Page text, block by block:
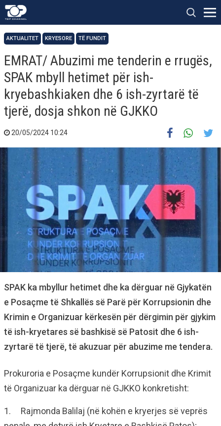
AKTUALITET KRYESORE TË FUNDIT
EMRAT/ Abuzimi me tenderin e rrugës,
SPAK mbyll hetimet për ish-
kryebashkiaken dhe 6 ish-zyrtarë të
tjerë, dosja shkon në GJKKO
20/05/2024 10:24
SPAK ka mbyllur hetimet dhe ka dërguar në Gjykatën
e Posaçme të Shkallës së Parë për Korrupsionin dhe
Krimin e Organizuar kërkesën për dërgimin për gjykim
të ish-kryetares së bashkisë së Patosit dhe 6 ish-
zyrtarë të tjerë, të akuzuar për abuzime me tendera.
Prokuroria e Posaçme kundër Korrupsionit dhe Krimit
të Organizuar ka dërguar në GJKKO konkretisht:
1. Rajmonda Balilaj (në kohën e kryerjes së veprës